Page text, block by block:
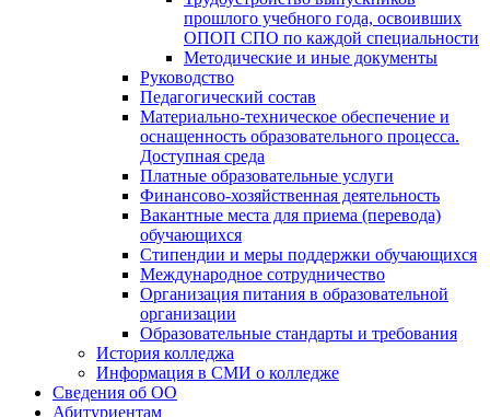
прошлого учебного года, освоивших
ОПОП СПО по каждой специальности
Методические и иные документы
Руководство
Педагогический состав
Материально-техническое обеспечение и
оснащенность образовательного процесса.
Доступная среда
Платные образовательные услуги
Финансово-хозяйственная деятельность
Вакантные места для приема (перевода)
обучающихся
Стипендии и меры поддержки обучающихся
Международное сотрудничество
Организация питания в образовательной
организации
Образовательные стандарты и требования
История колледжа
Информация в СМИ о колледже
Сведения об ОО
Абитуриентам